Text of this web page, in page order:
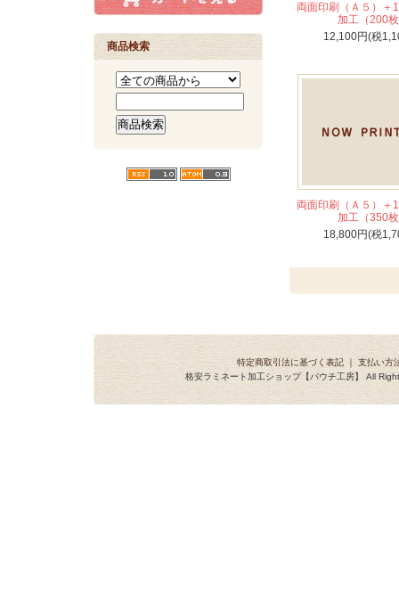
商品検索
両面印刷（Ａ５）＋
加工（200
12,100円(税
両面印刷（Ａ５）＋
加工（350
18,800円(税
特定商取引法に基づく表記 ｜ 支払い方
格安ラミネート加工ショップ【パウチ工房】 All